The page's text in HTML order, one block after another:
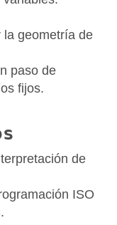
la geometría de
paso de
fijos.
de
ISO